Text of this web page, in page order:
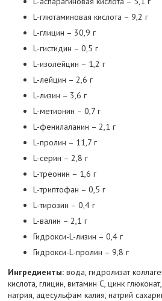
L-глютаминовая кислота – 9,2 г
L-глицин – 30,9 г
L-гистидин – 0,5 г
L-изолейцин – 1,2 г
L-лейцин – 2,6 г
L-лизин – 3,6 г
L-метионин – 0,7 г
L-фенилаланин – 2,1 г
L-пролин – 11,7 г
L-серин – 2,8 г
L-треонин – 1,6 г
L-триптофан – 0,5 г
L-тирозин – 0,4 г
L-валин – 2,1 г
Гидрокси-L-лизин – 0,4 г
Гидрокси-L-пролин – 9,8 г
Ингредиенты:вода, гидролизат
кислота, глицин, витамин С, цинк
натрия, ацесульфам калия, натрий